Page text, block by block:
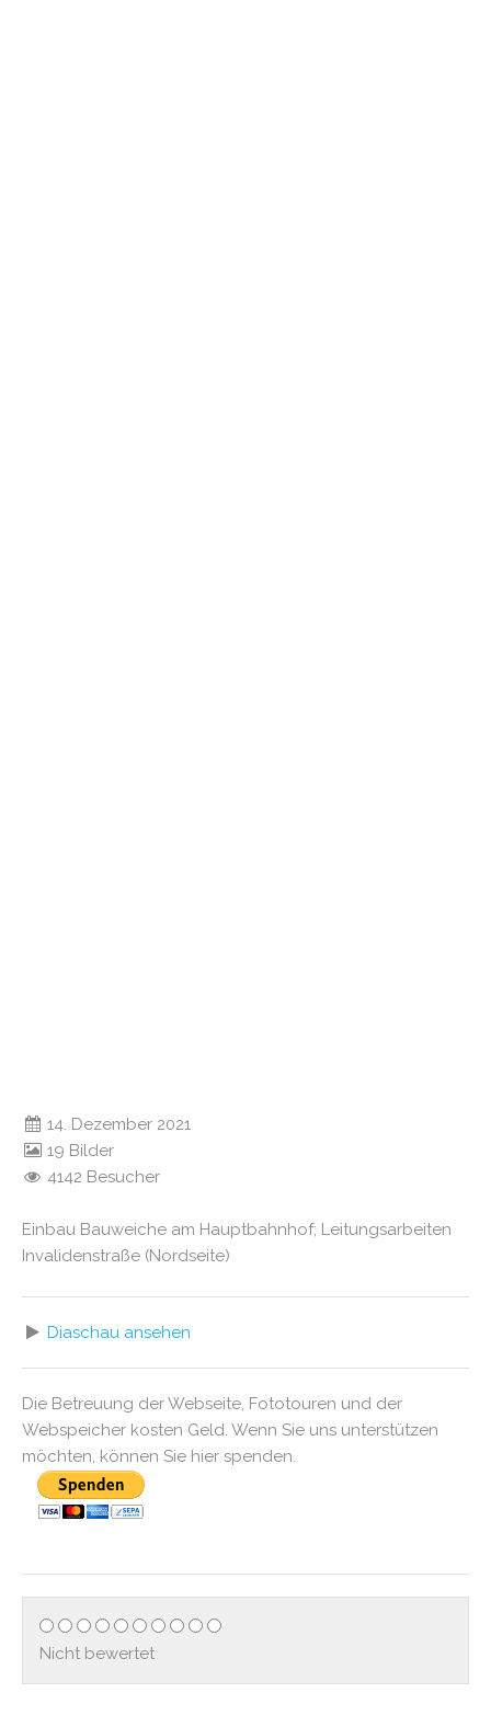
14. Dezember 2021
19 Bilder
4142 Besucher
Einbau Bauweiche am Hauptbahnhof; Leitungsarbeiten
Invalidenstraße (Nordseite)
Diaschau ansehen
Die Betreuung der Webseite, Fototouren und der
Webspeicher kosten Geld. Wenn Sie uns unterstützen
möchten, können Sie hier spenden.
Nicht bewertet